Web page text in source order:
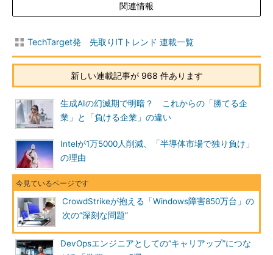
関連情報
TechTarget発 先取りITトレンド 連載一覧
新しい連載記事が 968 件あります
生成AIの幻滅期で明暗？ これからの「勝てる企
業」と「負ける企業」の違い
Intelが1万5000人削減、「半導体市場で独り負け」
の理由
CrowdStrikeが抱える「Windows障害850万台」の
次の“深刻な問題”
DevOpsエンジニアとしての“キャリアップ”につな